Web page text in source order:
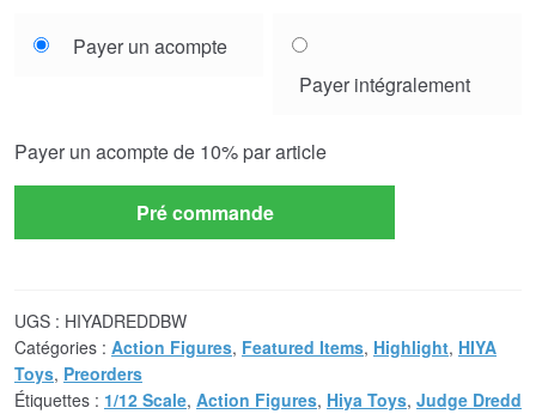
your
Payer un acompte
Payer intégralement
Payer un acompte de 10% par article
Pré commande
UGS : HIYADREDDBW
Catégories : Action Figures, Featured Items, Highlight, HIYA
Toys, Preorders
Étiquettes : 1/12 Scale, Action Figures, Hiya Toys, Judge Dredd